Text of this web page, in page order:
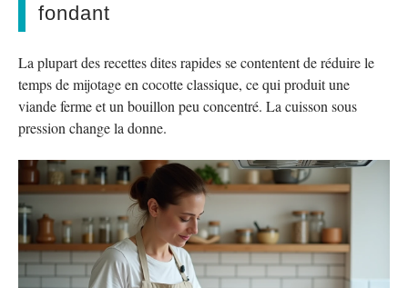
fondant
La plupart des recettes dites rapides se contentent de réduire le
temps de mijotage en cocotte classique, ce qui produit une
viande ferme et un bouillon peu concentré. La cuisson sous
pression change la donne.